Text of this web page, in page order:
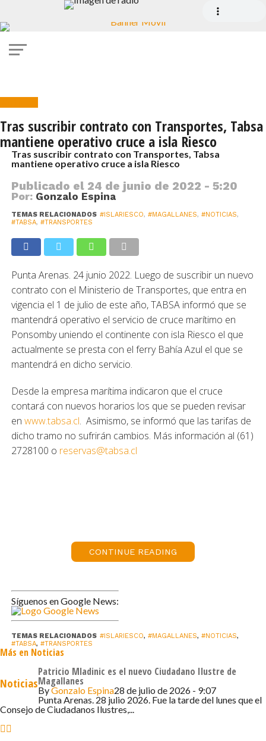
Noticias
Tras suscribir contrato con Transportes, Tabsa
mantiene operativo cruce a isla Riesco
Tras suscribir contrato con Transportes, Tabsa
mantiene operativo cruce a isla Riesco
Publicado el 24 de junio de 2022 - 5:20
Por: Gonzalo Espina
TEMAS RELACIONADOS #ISLARIESCO, #MAGALLANES, #NOTICIAS,
#TABSA, #TRANSPORTES
Punta Arenas. 24 junio 2022. Luego de suscribir un nuevo
contrato con el Ministerio de Transportes, que entra en
vigencia el 1 de julio de este año, TABSA informó que se
mantendrá operativo el servicio de cruce marítimo en
Ponsomby uniendo el continente con isla Riesco el que
actualmente se presta con el ferry Bahía Azul el que se
mantendrá en dicho servicio.
Desde la empresa marítima indicaron que el cruce
contará con nuevos horarios los que se pueden revisar
en www.tabsa.cl. Asimismo, se informó que las tarifas de
dicho tramo no sufrirán cambios. Más información al (61)
2728100 o reservas@tabsa.cl
CONTINUE READING
Síguenos en Google News:
TEMAS RELACIONADOS #ISLARIESCO, #MAGALLANES, #NOTICIAS,
#TABSA, #TRANSPORTES
Más en Noticias
Noticias
Patricio Mladinic es el nuevo Ciudadano Ilustre de
Magallanes
ByGonzalo Espina28 de julio de 2026 - 9:07
Punta Arenas. 28 julio 2026. Fue la tarde del lunes que el
Consejo de Ciudadanos Ilustres,...